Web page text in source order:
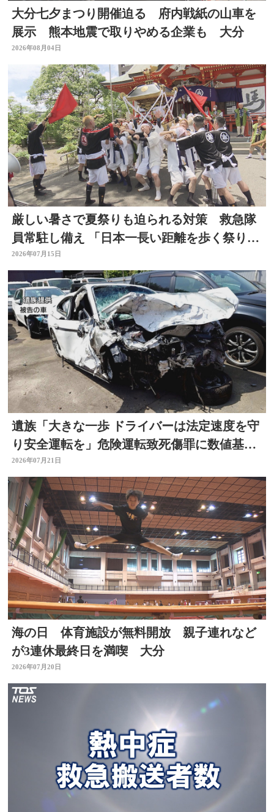
大分七夕まつり開催迫る 府内戦紙の山車を
展示 熊本地震で取りやめる企業も 大分
2026年08月04日
厳しい暑さで夏祭りも迫られる対策 救急隊
員常駐し備え 「日本一長い距離を歩く祭り」
はルート短縮 大分
2026年07月15日
遺族「大きな一歩 ドライバーは法定速度を守
り安全運転を」危険運転致死傷罪に数値基
準 改正法施行
2026年07月21日
海の日 体育施設が無料開放 親子連れなど
が3連休最終日を満喫 大分
2026年07月20日